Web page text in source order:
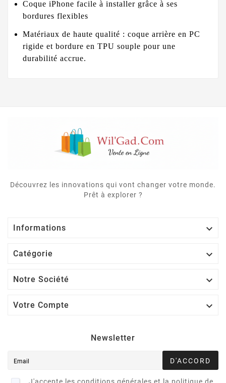
Coque iPhone facile à installer grâce à ses
bordures flexibles
Matériaux de haute qualité : coque arrière en PC
rigide et bordure en TPU souple pour une
durabilité accrue.
Découvrez les innovations qui vont changer votre monde.
Prêt à explorer ?
Informations 
Catégorie 
Notre Société 
Votre Compte 
Newsletter
D'ACCORD